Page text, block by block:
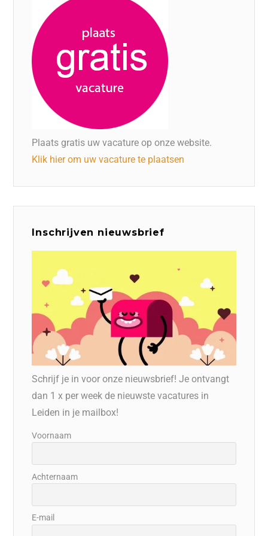
Plaats gratis uw vacature op onze website.
Klik hier om uw vacature te plaatsen
Inschrijven nieuwsbrief
Schrijf je in voor onze nieuwsbrief! Je ontvangt
dan 1 x per week de nieuwste vacatures in
Leiden in je mailbox!
Voornaam
Achternaam
E-mail